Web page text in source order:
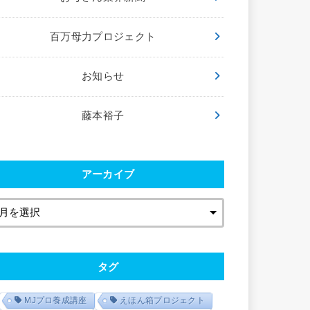
百万母力プロジェクト
お知らせ
藤本裕子
アーカイブ
タグ
MJプロ養成講座 えほん箱プロジェクト